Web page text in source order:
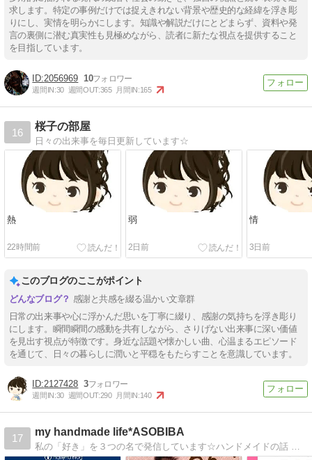
求します。特定の事例だけでは捉えきれない背景や歴史的な経緯を浮き彫
りにし、実情を明らかにします。知識や解説だけにとどまらず、資料や発
言の裏側に潜む真実性も見極めながら、読者に新たな視点を提供すること
を目指しています。
2056969 10
週間IN:30 週間OUT:365 月間IN:165
16
桜子の部屋
日々の出来事を毎日更新しています☆
熱
22時間前
弱
2日前
情
3日前
このブログのここがポイント
感謝と共感を綴る温かい文章群
日常の出来事や心に浮かんだ思いを丁寧に綴り、感謝の気持ちを浮き彫り
にします。瞬間瞬間の感動を共有しながら、さりげない出来事に深い価値
を見出す視点が特徴です。身近な話題や懐かしい曲、心温まるエピソード
を通じて、日々の暮らしに潤いと平穏をもたらすことを意識しています。
2127428 3
週間IN:30 週間OUT:290 月間IN:140
17
my handmade life*ASOBIBA
私の「好き」を３つの名で発信しています☆ハンドメイドの話 バッグを作る人miko、色彩の話 カラーコーディネーター宗像由美子（旧名みうらゆう）ゲームの話 ゲーマー三浦優雨